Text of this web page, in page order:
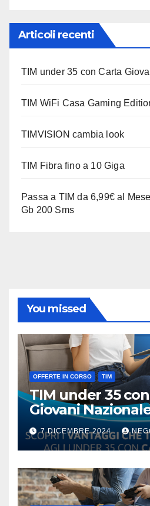
Articoli recenti
TIM under 35 con Carta
TIM WiFi Casa Gaming
TIMVISION cambia look
TIM Fibra fino a 10 Giga
Passa a TIM da 6,99€ al
Gb 200 Sms
You missed
OFFERTE IN CORSO TIM
TIM under 35
Giovani
7 DICEMBRE 2024